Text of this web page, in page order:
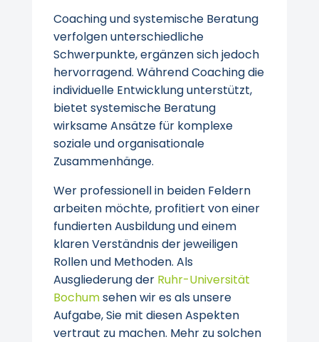
Coaching und systemische Beratung
verfolgen unterschiedliche
Schwerpunkte, ergänzen sich jedoch
hervorragend. Während Coaching die
individuelle Entwicklung unterstützt,
bietet systemische Beratung
wirksame Ansätze für komplexe
soziale und organisationale
Zusammenhänge.
Wer professionell in beiden Feldern
arbeiten möchte, profitiert von einer
fundierten Ausbildung und einem
klaren Verständnis der jeweiligen
Rollen und Methoden. Als
Ausgliederung der Ruhr-Universität
Bochumsehen wir es als unsere
Aufgabe, Sie mit diesen Aspekten
vertraut zu machen. Mehr zu solchen